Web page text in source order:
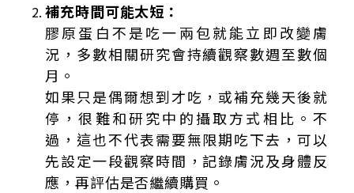
補充時間可能太短：
膠原蛋白不是吃一兩包就能立即改變膚
況，多數相關研究會持續觀察數週至數個
月。
如果只是偶爾想到才吃，或補充幾天後就
停，很難和研究中的攝取方式相比。不
過，這也不代表需要無限期吃下去，可以
先設定一段觀察時間，記錄膚況及身體反
應，再評估是否繼續購買。